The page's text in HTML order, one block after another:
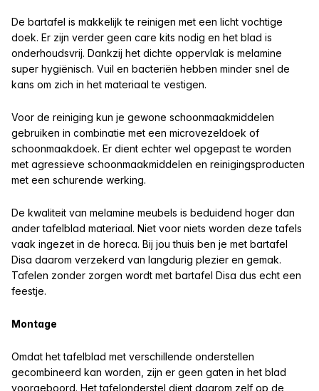
De bartafel is makkelijk te reinigen met een licht vochtige
doek. Er zijn verder geen care kits nodig en het blad is
onderhoudsvrij. Dankzij het dichte oppervlak is melamine
super hygiënisch. Vuil en bacteriën hebben minder snel de
kans om zich in het materiaal te vestigen.
Voor de reiniging kun je gewone schoonmaakmiddelen
gebruiken in combinatie met een microvezeldoek of
schoonmaakdoek. Er dient echter wel opgepast te worden
met agressieve schoonmaakmiddelen en reinigingsproducten
met een schurende werking.
De kwaliteit van melamine meubels is beduidend hoger dan
ander tafelblad materiaal. Niet voor niets worden deze tafels
vaak ingezet in de horeca. Bij jou thuis ben je met bartafel
Disa daarom verzekerd van langdurig plezier en gemak.
Tafelen zonder zorgen wordt met bartafel Disa dus echt een
feestje.
Montage
Omdat het tafelblad met verschillende onderstellen
gecombineerd kan worden, zijn er geen gaten in het blad
voorgeboord. Het tafelonderstel dient daarom zelf op de